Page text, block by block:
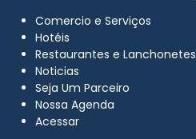
Comercio e Serviços
Hotéis
Restaurantes e Lanchonetes
Noticias
Seja Um Parceiro
Nossa Agenda
Acessar